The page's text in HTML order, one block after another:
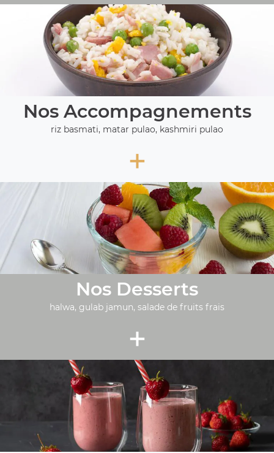
Nos Accompagnements
riz basmati, matar pulao, kashmiri pulao
+
Nos Desserts
halwa, gulab jamun, salade de fruits frais
+